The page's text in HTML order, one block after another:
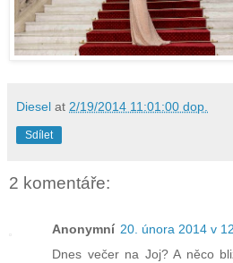
Diesel at 2/19/2014 11:01:00 dop.
Sdílet
2 komentáře:
Anonymní 20. února 2014 v
Dnes večer na Joj? A něco